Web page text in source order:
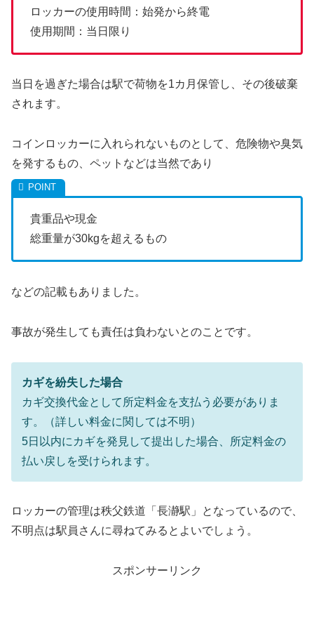
ロッカーの使用時間：始発から終電
使用期間：当日限り
当日を過ぎた場合は駅で荷物を1カ月保管し、その後破棄
されます。
コインロッカーに入れられないものとして、危険物や臭気
を発するもの、ペットなどは当然であり
貴重品や現金
総重量が30kgを超えるもの
などの記載もありました。
事故が発生しても責任は負わないとのことです。
カギを紛失した場合
カギ交換代金として所定料金を支払う必要がありま
す。（詳しい料金に関しては不明）
5日以内にカギを発見して提出した場合、所定料金の
払い戻しを受けられます。
ロッカーの管理は秩父鉄道「長瀞駅」となっているので、
不明点は駅員さんに尋ねてみるとよいでしょう。
スポンサーリンク